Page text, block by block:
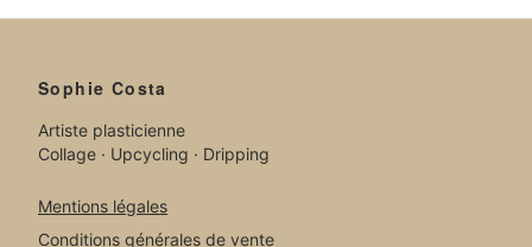
Sophie Costa
Artiste plasticienne
Collage · Upcycling · Dripping
Mentions légales
Conditions générales de vente